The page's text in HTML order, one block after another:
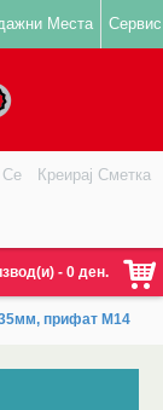
Места Сервис
- 0 ден.
Се Креирај Сметка
35мм, прифат М14